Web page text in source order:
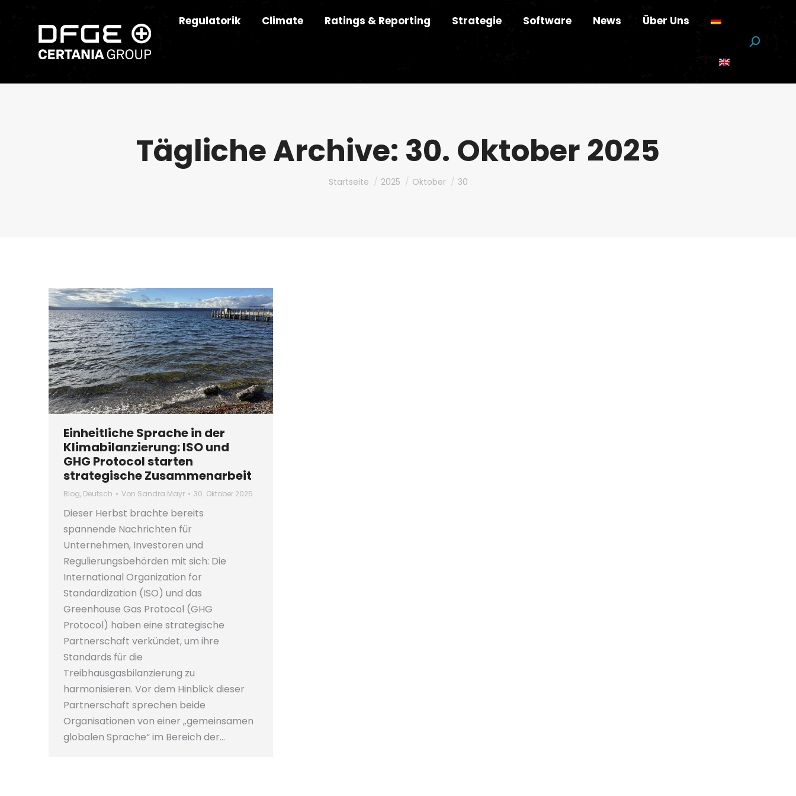
Regulatorik Climate Ratings & Reporting Strategie Software News Über Uns
Suchen:
Tägliche Archive: 30. Oktober 2025
Du bist hier:
Startseite 2025 Oktober 30
Einheitliche Sprache in der
Klimabilanzierung: ISO und
GHG Protocol starten
strategische Zusammenarbeit
Blog, Deutsch Von Sandra Mayr 30. Oktober 2025
Dieser Herbst brachte bereits
spannende Nachrichten für
Unternehmen, Investoren und
Regulierungsbehörden mit sich: Die
International Organization for
Standardization (ISO) und das
Greenhouse Gas Protocol (GHG
Protocol) haben eine strategische
Partnerschaft verkündet, um ihre
Standards für die
Treibhausgasbilanzierung zu
harmonisieren. Vor dem Hinblick dieser
Partnerschaft sprechen beide
Organisationen von einer „gemeinsamen
globalen Sprache“ im Bereich der…